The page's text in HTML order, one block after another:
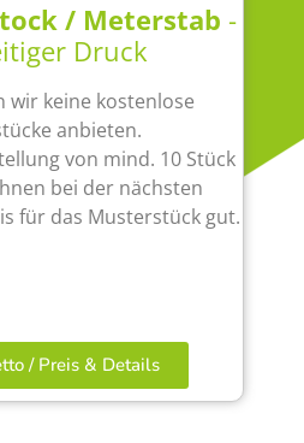
/ Meterstab -
Druck
wir keine kostenlose
anbieten.
von mind. 10 Stück
bei der nächsten
für das Musterstück gut.
/ Preis & Details